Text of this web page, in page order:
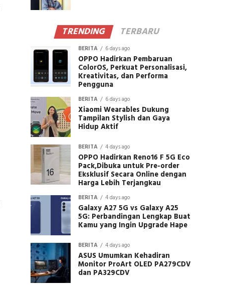
TRENDING TERBARU
BERITA 6 days ago
OPPO Hadirkan Pembaruan
ColorOS, Perkuat Personalisasi,
Kreativitas, dan Performa
Pengguna
BERITA 6 days ago
Xiaomi Wearables Dukung
Tampilan Stylish dan Gaya
Hidup Aktif
BERITA 4 days ago
OPPO Hadirkan Reno16 F 5G Eco
Pack,Dibuka untuk Pre-order
Eksklusif Secara Online dengan
Harga Lebih Terjangkau
BERITA 4 days ago
Galaxy A27 5G vs Galaxy A25
5G: Perbandingan Lengkap Buat
Kamu yang Ingin Upgrade Hape
BERITA 4 days ago
ASUS Umumkan Kehadiran
Monitor ProArt OLED PA279CDV
dan PA329CDV